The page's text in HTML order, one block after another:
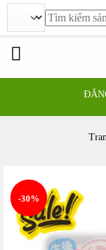
Tìm
kiếm:
-30%